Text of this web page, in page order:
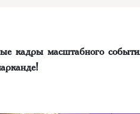
кадры масштабного